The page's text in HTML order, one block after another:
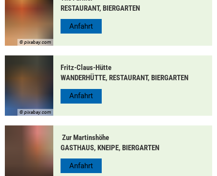
© pixabay.com
RESTAURANT, BIERGARTEN
Anfahrt
© pixabay.com
Fritz-Claus-Hütte
WANDERHÜTTE, RESTAURANT, BIERGARTEN
Anfahrt
Zur Martinshöhe
GASTHAUS, KNEIPE, BIERGARTEN
Anfahrt